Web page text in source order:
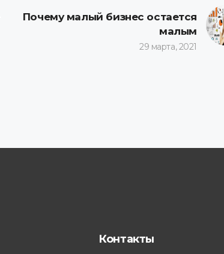
Почему малый бизнес остается
малым
29 марта, 2021
Контакты